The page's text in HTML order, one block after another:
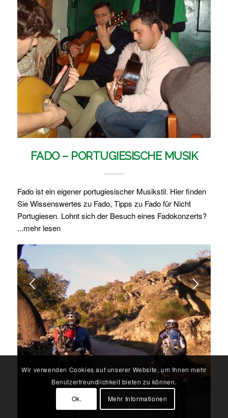
FADO – PORTUGIESISCHE MUSIK
Fado ist ein eigener portugiesischer Musikstil. Hier finden
Sie Wissenswertes zu Fado, Tipps zu Fado für Nicht
Portugiesen. Lohnt sich der Besuch eines Fadokonzerts?
...mehr lesen
Wir verwenden Cookies auf unserer Website, um Ihnen mehr
Benutzerfreundlichkeit bieten zu können.
Ok.
Mehr Informationen